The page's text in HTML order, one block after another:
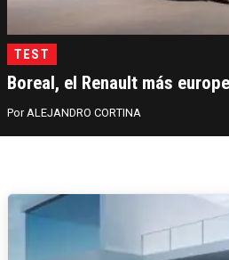
TEST
Boreal, el Renault más
ALEJANDRO CORTINA